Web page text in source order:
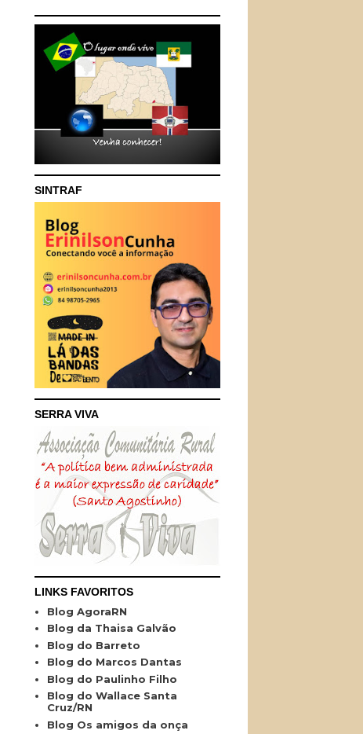
SINTRAF
SERRA VIVA
LINKS FAVORITOS
Blog AgoraRN
Blog da Thaisa Galvão
Blog do Barreto
Blog do Marcos Dantas
Blog do Paulinho Filho
Blog do Wallace Santa
Cruz/RN
Blog Os amigos da onça